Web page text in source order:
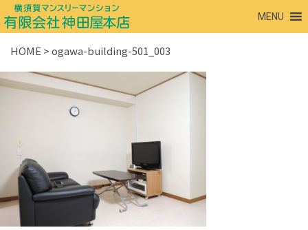
MENU
HOME >ogawa-building-501_003